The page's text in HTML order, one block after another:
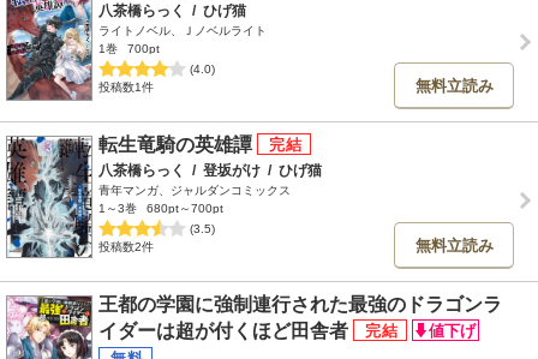
八茶橋らっく / ひげ猫
ライトノベル、Ｊノベルライト
1巻
700pt
(4.0)
投稿数1件
無料立読み
転生竜騎の英雄譚
八茶橋らっく / 登坂がけ / ひげ猫
青年マンガ、ジャルダンコミックス
1～3巻
680pt～700pt
(3.5)
投稿数2件
無料立読み
王都の学園に強制連行された最強のドラゴンラ
イダーは超が付くほど田舎者